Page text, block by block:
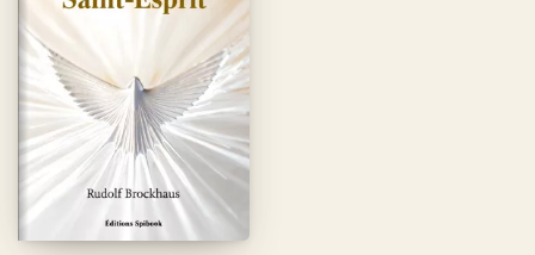
systématique. Fils de Carl Brockhaus, fondateur du
mouvement des Frères allemands, il a dirigé la maison
d'édition familiale et participé à la révision de la Bible
d'Elberfeld. Ses écrits demeurent des ouvrages de
référence pour l'enseignement biblique rigoureux.